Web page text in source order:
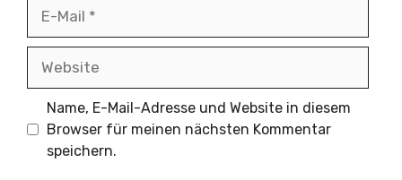
Mail
Name, E-Mail-Adresse und Website in diesem
Browser für meinen nächsten Kommentar
speichern.